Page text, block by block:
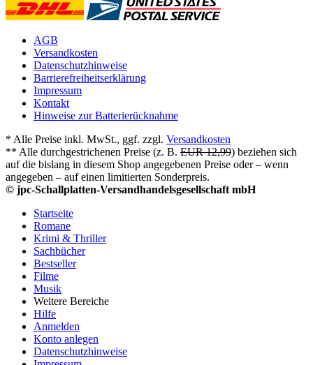
AGB
Versandkosten
Datenschutzhinweise
Barrierefreiheitserklärung
Impressum
Kontakt
Hinweise zur Batterierücknahme
* Alle Preise inkl. MwSt., ggf. zzgl. Versandkosten
** Alle durchgestrichenen Preise (z. B. EUR 12,99) beziehen sich
auf die bislang in diesem Shop angegebenen Preise oder – wenn
angegeben – auf einen limitierten Sonderpreis.
© jpc-Schallplatten-Versandhandelsgesellschaft mbH
Startseite
Romane
Krimi & Thriller
Sachbücher
Bestseller
Filme
Musik
Weitere Bereiche
Hilfe
Anmelden
Konto anlegen
Datenschutzhinweise